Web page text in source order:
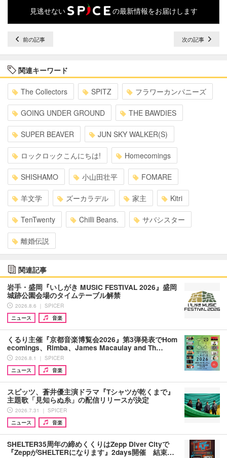
見逃せない の最新情報をお届けします
前の記事 次の記事
関連キーワード
The Collectors SPITZ フラワーカンパニーズ
GOING UNDER GROUND THE BAWDIES
SUPER BEAVER JUN SKY WALKER(S)
ロックロックこんにちは! Homecomings
SHISHAMO 小山田壮平 FOMARE
羊文学 ズーカラデル 家主 Kitri
TenTwenty Chilli Beans. サバシスター
離婚伝説
関連記事
岩手・盛岡『いしがき MUSIC FESTIVAL 2026』盛岡
城跡公園会場のタイムテーブル解禁
2026.8.6 ｜ SPICER
ニュース
音楽
くるり主催『京都音楽博覧会2026』第3弾発表でHom
ecomings、Rimba、James Macaulay and Th…
2026.8.1 ｜ SPICER
ニュース
音楽
スピッツ、蒼井優主演ドラマ『Tシャツが乾くまで』
主題歌「見知らぬ糸」の配信リリースが決定
2026.7.31 ｜ SPICER
ニュース
音楽
SHELTER35周年の締めくくりはZepp Diver Cityで
『ZeppがSHELTERになります』2days開催 結束…